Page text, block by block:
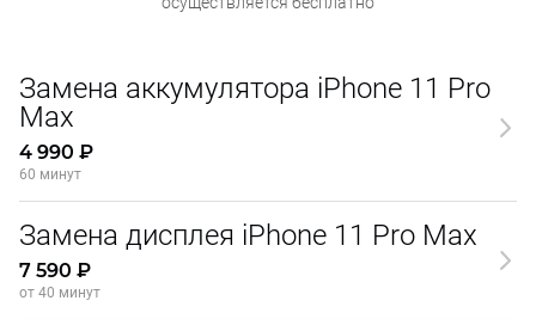
Замена аккумулятора iPhone 11 Pro
Max
4 990 ₽
60 минут
Замена дисплея iPhone 11 Pro Max
7 590 ₽
от 40 минут